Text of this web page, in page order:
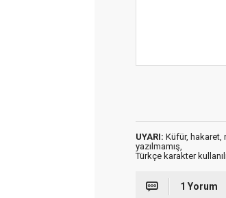
UYARI: Küfür, hakaret,
yazılmamış,
Türkçe karakter
1 Yorum